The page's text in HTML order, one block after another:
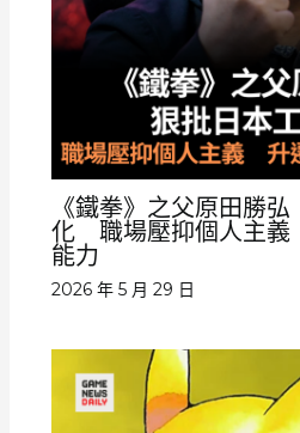
《鐵拳》之父原田勝
化 職場壓抑個人主
能力
2026 年 5 月 29 日